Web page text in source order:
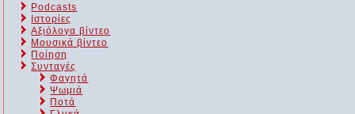
Podcasts
Ιστορίες
Αξιόλογα βίντεο
Μουσικά βίντεο
Ποίηση
Συνταγές
Φαγητά
Ψωμιά
Ποτά